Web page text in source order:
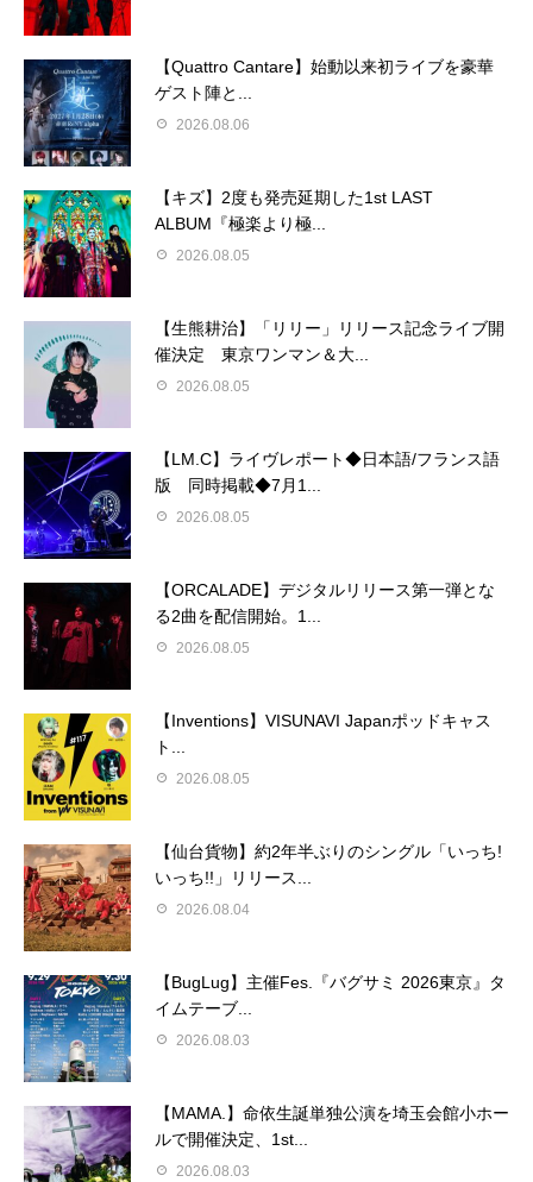
【Quattro Cantare】始動以来初ライブを豪華
ゲスト陣と...
2026.08.06
【キズ】2度も発売延期した1st LAST
ALBUM『極楽より極...
2026.08.05
【生熊耕治】「リリー」リリース記念ライブ開
催決定 東京ワンマン＆大...
2026.08.05
【LM.C】ライヴレポート◆日本語/フランス語
版 同時掲載◆7月1...
2026.08.05
【ORCALADE】デジタルリリース第一弾とな
る2曲を配信開始。1...
2026.08.05
【Inventions】VISUNAVI Japanポッドキャス
ト...
2026.08.05
【仙台貨物】約2年半ぶりのシングル「いっち!
いっち!!」リリース...
2026.08.04
【BugLug】主催Fes.『バグサミ 2026東京』タ
イムテーブ...
2026.08.03
【MAMA.】命依生誕単独公演を埼玉会館小ホー
ルで開催決定、1st...
2026.08.03